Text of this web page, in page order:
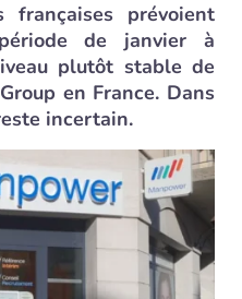
prévoient
de janvier à
plutôt stable de
en France. Dans
incertain.